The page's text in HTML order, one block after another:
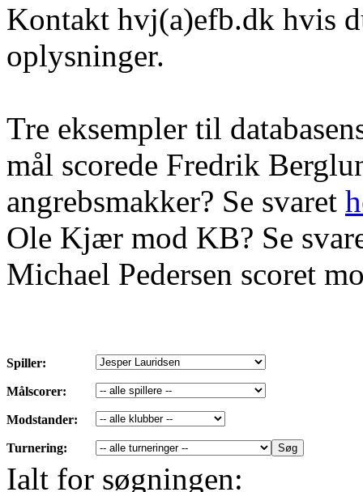
Kontakt hvj(a)efb.dk hvis
oplysninger.
Tre eksempler til
mål scorede Fredrik
angrebsmakker? Se svaret
Ole Kjær mod KB? Se
Michael Pedersen scoret
Spiller:
Målscorer:
Modstander:
Turnering:
Ialt for søgningen: